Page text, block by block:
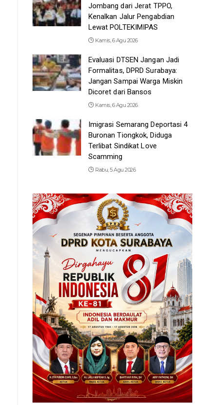
Jombang dari Jerat TPPO,
Kenalkan Jalur Pengabdian
Lewat POLTEKIMIPAS
Kamis, 6 Agu 2026
Evaluasi DTSEN Jangan Jadi
Formalitas, DPRD Surabaya:
Jangan Sampai Warga Miskin
Dicoret dari Bansos
Kamis, 6 Agu 2026
Imigrasi Semarang Deportasi 4
Buronan Tiongkok, Diduga
Terlibat Sindikat Love
Scamming
Rabu, 5 Agu 2026